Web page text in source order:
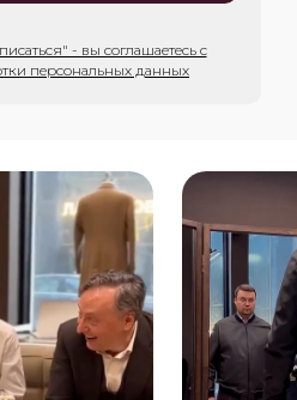
- вы соглашаетесь с
персональных данных